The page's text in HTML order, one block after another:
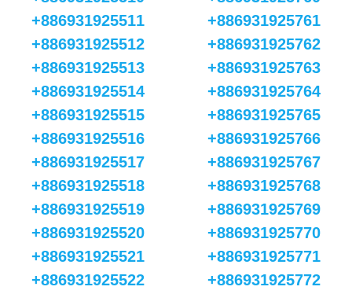
+886931925511
+886931925512
+886931925513
+886931925514
+886931925515
+886931925516
+886931925517
+886931925518
+886931925519
+886931925520
+886931925521
+886931925522
+886931925761
+886931925762
+886931925763
+886931925764
+886931925765
+886931925766
+886931925767
+886931925768
+886931925769
+886931925770
+886931925771
+886931925772